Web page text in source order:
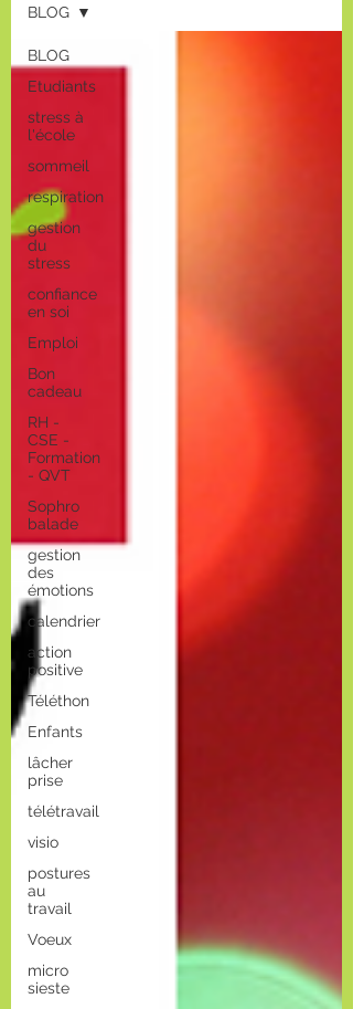
BLOG
Etudiants
stress à
l'école
sommeil
respiration
gestion
du
stress
confiance
en soi
Emploi
Bon
cadeau
RH -
CSE -
Formation
- QVT
Sophro
balade
gestion
des
émotions
calendrier
action
positive
Téléthon
Enfants
lâcher
prise
télétravail
visio
postures
au
travail
Voeux
micro
sieste
BLOG